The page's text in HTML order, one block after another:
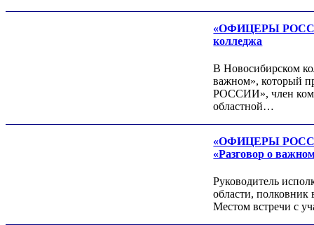
«ОФИЦЕРЫ
колледжа
В Новосибирском
важном», который
РОССИИ», член
областной…
«ОФИЦЕРЫ
«Разговор о
Руководитель
области, полковник
Местом встречи с